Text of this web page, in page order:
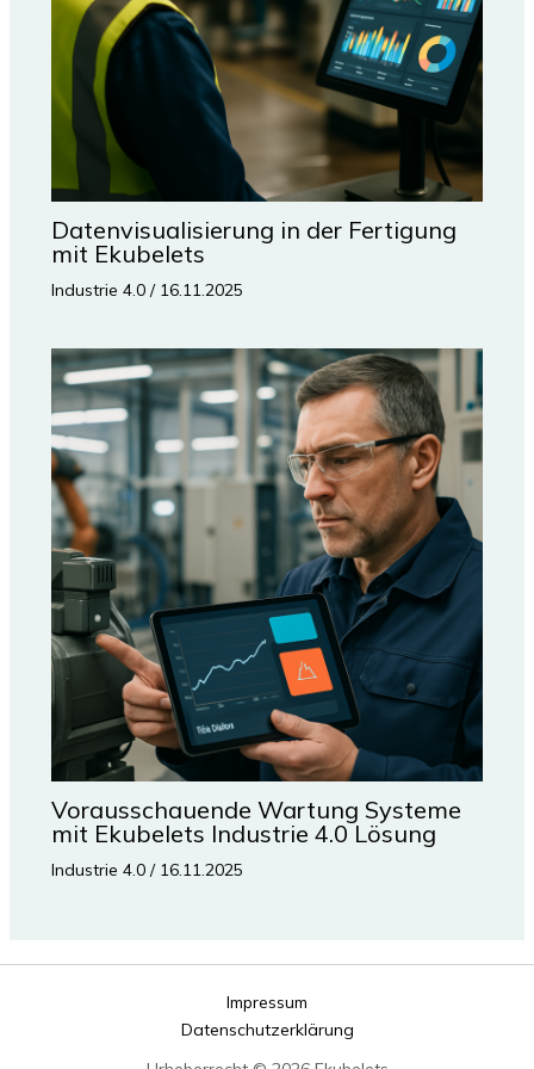
Datenvisualisierung in der Fertigung
mit Ekubelets
Industrie 4.0/ 16.11.2025
Vorausschauende Wartung Systeme
mit Ekubelets Industrie 4.0 Lösung
Industrie 4.0/ 16.11.2025
Impressum
Datenschutzerklärung